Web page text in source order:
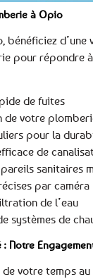
à Opio
bénéficiez
pour répondre
de fuites
de votre
pour la
de
sanitaires
par caméra
de l’eau
systèmes de
Notre
votre temps au